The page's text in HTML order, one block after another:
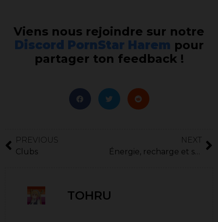
Viens nous rejoindre sur notre
Discord PornStar Harem pour
partager ton feedback !
PREVIOUS
Clubs
NEXT
Énergie, recharge et stockage
TOHRU